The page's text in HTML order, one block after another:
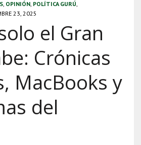
, OPINIÓN, POLÍTICA GURÚ
23, 2025
el Gran
Crónicas
MacBooks y
del